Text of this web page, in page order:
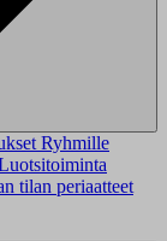
Ryhmille
tilan periaatteet